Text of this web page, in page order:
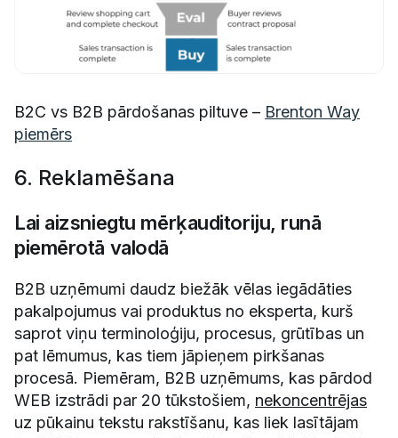
B2C vs B2B pārdošanas piltuve – Brenton Way
piemērs
6. Reklamēšana
Lai aizsniegtu mērķauditoriju, runā
piemērotā valodā
B2B uzņēmumi daudz biežāk vēlas iegādāties
pakalpojumus vai produktus no eksperta, kurš
saprot viņu terminoloģiju, procesus, grūtības un
pat lēmumus, kas tiem jāpieņem pirkšanas
procesā. Piemēram, B2B uzņēmums, kas pārdod
WEB izstrādi par 20 tūkstošiem, nekoncentrējas
uz pūkainu tekstu rakstīšanu, kas liek lasītājam